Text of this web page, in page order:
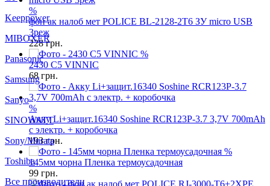
%
фон ак налоб мет POLICE BL-2128-2T6 ЗУ micro USB
3реж
228грн.
%
2430 C5 VINNIC
68грн.
%
Акку Li+защит.16340 Soshine RCR123P-3.7 3,7V 700mAh
с электр. + коробочка
193грн.
%
145мм чорна Пленка термоусадочная
99 грн.
MIBOXER
Panasonic
Samsung
SINOWATT
Sony/Murata
Toshiba
Все производители
Будьте в курсе!
Новости, обзоры и акции